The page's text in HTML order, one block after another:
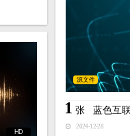
源文件
1 张蓝色互
2024-12-28
HD